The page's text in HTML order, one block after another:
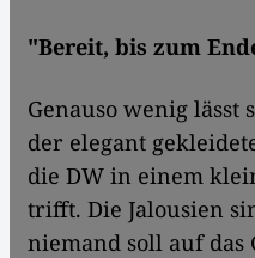
"Bereit, bis zum
Genauso wenig
der elegant
die DW in einem
trifft. Die Jalousien
niemand soll auf das